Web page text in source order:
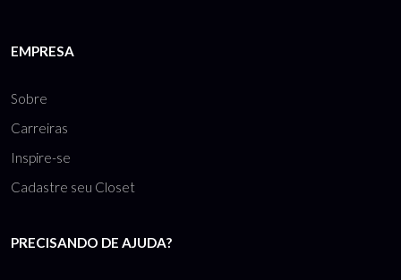
EMPRESA
Sobre
Carreiras
Inspire-se
Cadastre seu Closet
PRECISANDO DE AJUDA?